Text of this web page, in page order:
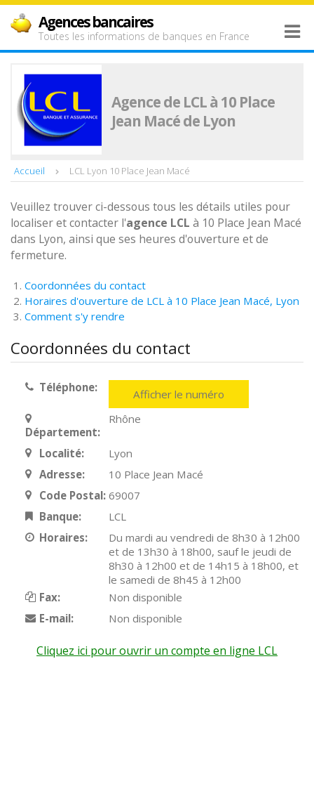
Agences bancaires
Toutes les informations de banques en France
Agence de LCL à 10 Place
Jean Macé de Lyon
Accueil LCL Lyon 10 Place Jean Macé
Veuillez trouver ci-dessous tous les détails utiles pour
localiser et contacter l'agence LCL à 10 Place Jean Macé
dans Lyon, ainsi que ses heures d'ouverture et de
fermeture.
Coordonnées du contact
Horaires d'ouverture de LCL à 10 Place Jean Macé, Lyon
Comment s'y rendre
Coordonnées du contact
Téléphone: Afficher le numéro
Département:
Rhône
Localité:
Lyon
Adresse:
10 Place Jean Macé
Code Postal: 69007
Banque:
LCL
Horaires:
Du mardi au vendredi de 8h30 à 12h00
et de 13h30 à 18h00, sauf le jeudi de
8h30 à 12h00 et de 14h15 à 18h00, et
le samedi de 8h45 à 12h00
Fax:
Non disponible
E-mail:
Non disponible
Cliquez ici pour ouvrir un compte en ligne LCL